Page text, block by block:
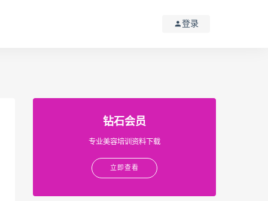
登录
钻石会员
专业美容培训资料下载
立即查看